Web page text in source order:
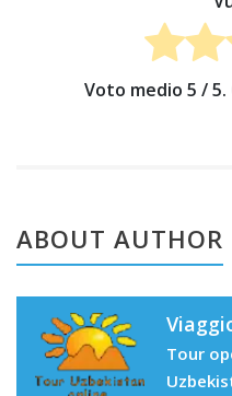
Voto medio 5 /
ABOUT AUTHOR
Tour